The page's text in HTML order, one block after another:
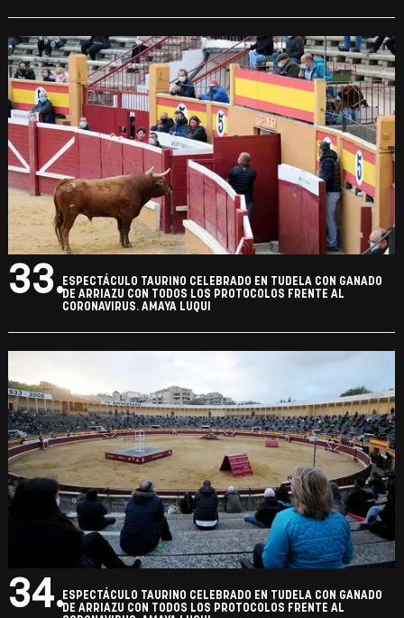
33.ESPECTÁCULO TAURINO CELEBRADO EN TUDELA CON GANADO
DE ARRIAZU CON TODOS LOS PROTOCOLOS FRENTE AL
CORONAVIRUS. AMAYA LUQUI
34.ESPECTÁCULO TAURINO CELEBRADO EN TUDELA CON GANADO
DE ARRIAZU CON TODOS LOS PROTOCOLOS FRENTE AL